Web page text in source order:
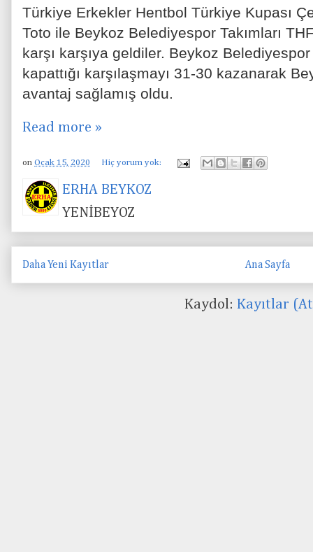
Türkiye Erkekler Hentbol Türkiye Kupası
Toto ile Beykoz Belediyespor Takımları
karşı karşıya geldiler. Beykoz Belediyespor
kapattığı karşılaşmayı 31-30 kazanarak
avantaj sağlamış oldu.
Read more »
on Ocak 15, 2020 Hiç yorum yok:
ERHA BEYKOZ
YENİBEYOZ
Daha Yeni Kayıtlar Ana Sayfa
Kaydol: Kayıtlar